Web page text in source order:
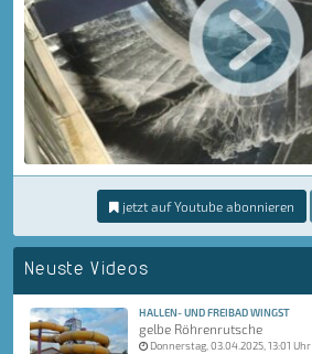
jetzt auf Youtube abonnieren
Neuste Videos
HALLEN- UND FREIBAD WINGST
gelbe Röhrenrutsche
Donnerstag, 03.04.2025, 13:01 Uhr